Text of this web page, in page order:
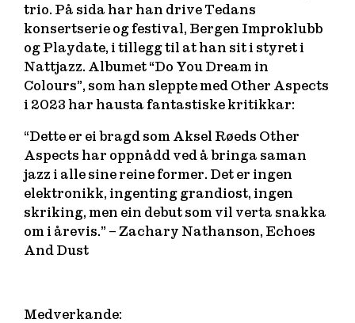
trio. På sida har han drive Tedans
konsertserie og festival, Bergen Improklubb
og Playdate, i tillegg til at han sit i styret i
Nattjazz. Albumet “Do You Dream in
Colours”, som han sleppte med Other Aspects
i 2023 har hausta fantastiske kritikkar:
“Dette er ei bragd som Aksel Røeds Other
Aspects har oppnådd ved å bringa saman
jazz i alle sine reine former. Det er ingen
elektronikk, ingenting grandiost, ingen
skriking, men ein debut som vil verta snakka
om i årevis.” – Zachary Nathanson, Echoes
And Dust
Medverkande: